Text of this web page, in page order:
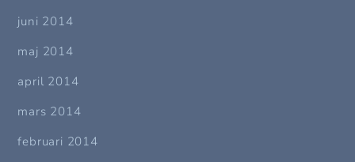
juni 2014
maj 2014
april 2014
mars 2014
februari 2014